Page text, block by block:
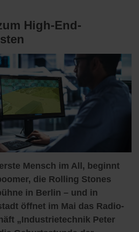
High-End-
Mensch im All, beginnt
die Rolling Stones
in Berlin – und in
öffnet im Mai das Radio-
„Industrietechnik Peter